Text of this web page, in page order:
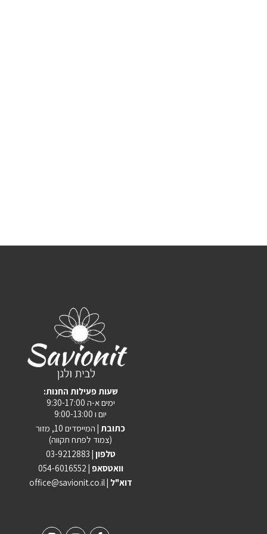
:שעות פעילות החנות
ימים א-ה 9:30-17:00
יום ו 9:00-13:00
כתובת | המייסדים 10, מזור
(צמוד לפתח תקווה)
טלפון | 03-9212883
וואטסאפ | 054-6016552
office@savionit.co.il | דוא"ל